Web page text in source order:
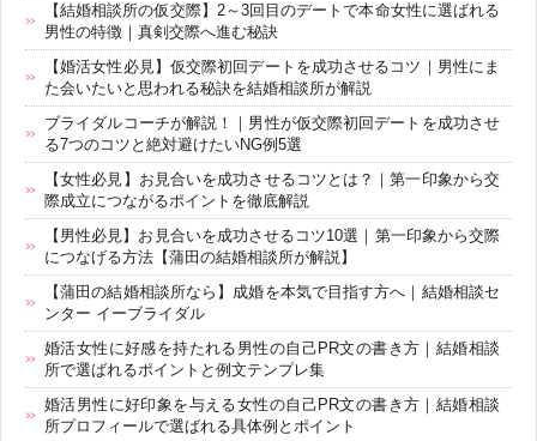
【結婚相談所の仮交際】2～3回目のデートで本命女性に選ばれる
男性の特徴｜真剣交際へ進む秘訣
【婚活女性必見】仮交際初回デートを成功させるコツ｜男性にま
た会いたいと思われる秘訣を結婚相談所が解説
ブライダルコーチが解説！｜男性が仮交際初回デートを成功させ
る7つのコツと絶対避けたいNG例5選
【女性必見】お見合いを成功させるコツとは？｜第一印象から交
際成立につながるポイントを徹底解説
【男性必見】お見合いを成功させるコツ10選｜第一印象から交際
につなげる方法【蒲田の結婚相談所が解説】
【蒲田の結婚相談所なら】成婚を本気で目指す方へ｜結婚相談セ
ンター イーブライダル
婚活女性に好感を持たれる男性の自己PR文の書き方｜結婚相談
所で選ばれるポイントと例文テンプレ集
婚活男性に好印象を与える女性の自己PR文の書き方｜結婚相談
所プロフィールで選ばれる具体例とポイント